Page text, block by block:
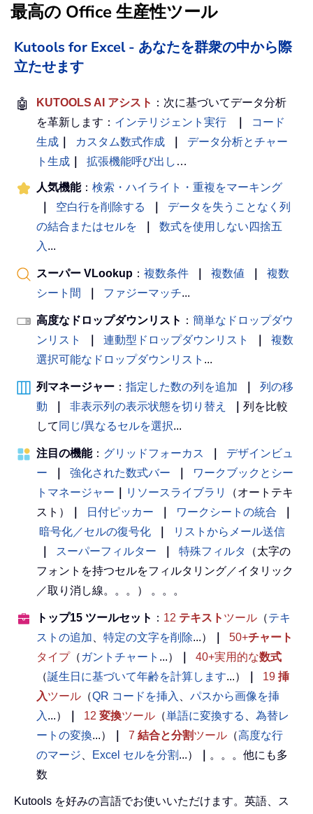
最高の Office 生産性ツール
Kutools for Excel - あなたを群衆の中から際
立たせます
🤖 KUTOOLS AI アシスト ：次に基づいてデータ分析
を革新します： インテリジェント実行
コード
生成
カスタム数式作成
データ分析とチャー
ト生成
拡張機能呼び出し …
人気機能： 検索・ハイライト・重複をマーキング
空白行を削除する
データを失うことなく列
の結合またはセルを
数式を使用しない四捨五
入 ...
スーパー VLookup ： 複数条件 複数値
複数
シート間
ファジーマッチ...
高度なドロップダウンリスト ： 簡単なドロップダウ
ンリスト
連動型ドロップダウンリスト
複数
選択可能なドロップダウンリスト ...
列マネージャー ： 指定した数の列を追加
列の移
動
非表示列の表示状態を切り替え
列を比較
して 同じ/異なるセルを選択...
注目の機能： グリッドフォーカス
デザインビュ
ー
強化された数式バー
ワークブックとシー
トマネージャー
リソースライブラリ
（オートテキ
スト）
日付ピッカー ワークシートの統合
暗号化／セルの復号化
リストからメール送信
スーパーフィルター 特殊フィルタ
（太字の
フォントを持つセルをフィルタリング／イタリック
／取り消し線。。。） 。。。
トップ15 ツールセット ： 12 テキスト ツール （テキ
ストの追加
特定の文字を削除...） 50+チャート
タイプ（ ガントチャート ...） 40+実用的な数式
（誕生日に基づいて年齢を計算します...） 19 挿
入ツール （QR コードを挿入
パスから画像を挿
入 ...） 12 変換ツール （単語に変換する
為替レ
ートの変換...） 7 結合と分割ツール （高度な行
のマージ
Excel セルを分割 ...）
。。。他にも多
数
Kutools を好みの言語でお使いいただけます。英語、ス